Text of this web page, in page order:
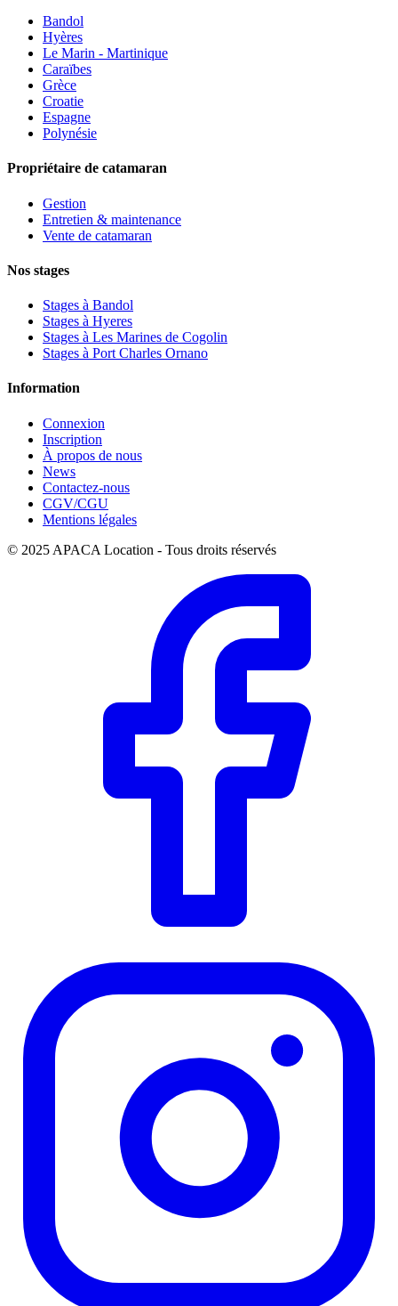
Bandol
Hyères
Le Marin - Martinique
Caraïbes
Grèce
Croatie
Espagne
Polynésie
Propriétaire de catamaran
Gestion
Entretien & maintenance
Vente de catamaran
Nos stages
Stages à Bandol
Stages à Hyeres
Stages à Les Marines de Cogolin
Stages à Port Charles Ornano
Information
Connexion
Inscription
À propos de nous
News
Contactez-nous
CGV/CGU
Mentions légales
© 2025 APACA Location - Tous droits réservés